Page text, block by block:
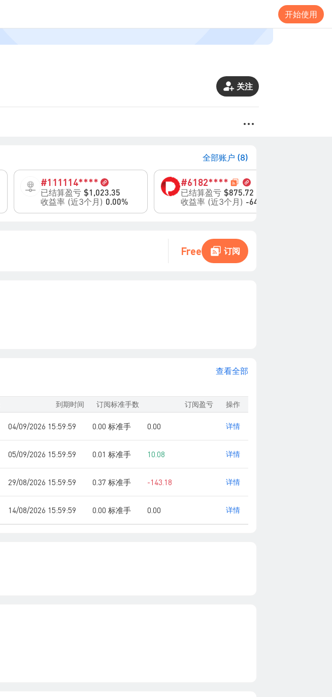
开始使用
关注
全部账户 (8)
#1 11114****
已结算盈亏 $1,023.35
收益率 (近3个月) 0.00%
#6182****
已结算盈亏 $875.72
收益率 (近3个月) -64.90%
Free 订阅
查看全部
到期时间 订阅标准手数 订阅盈亏 操作
04/09/2026 15:59:59 0.00 标准手 0.00 详情
05/09/2026 15:59:59 0.01 标准手 10.08 详情
29/08/2026 15:59:59 0.37 标准手 -143.18 详情
14/08/2026 15:59:59 0.00 标准手 0.00 详情